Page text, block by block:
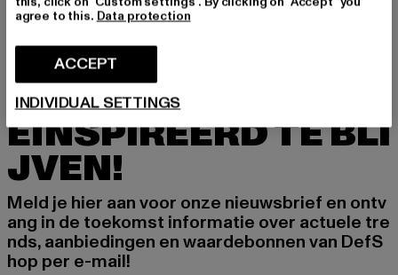
MELD JE AAN OM G
EÏNSPIREERD TE BLI
JVEN!
Meld je hier aan voor onze nieuwsbrief en ontv
ang in de toekomst informatie over actuele tre
nds, aanbiedingen en waardebonnen van DefS
hop per e-mail!
agree to this. Data protection
ACCEPT
INDIVIDUAL SETTINGS